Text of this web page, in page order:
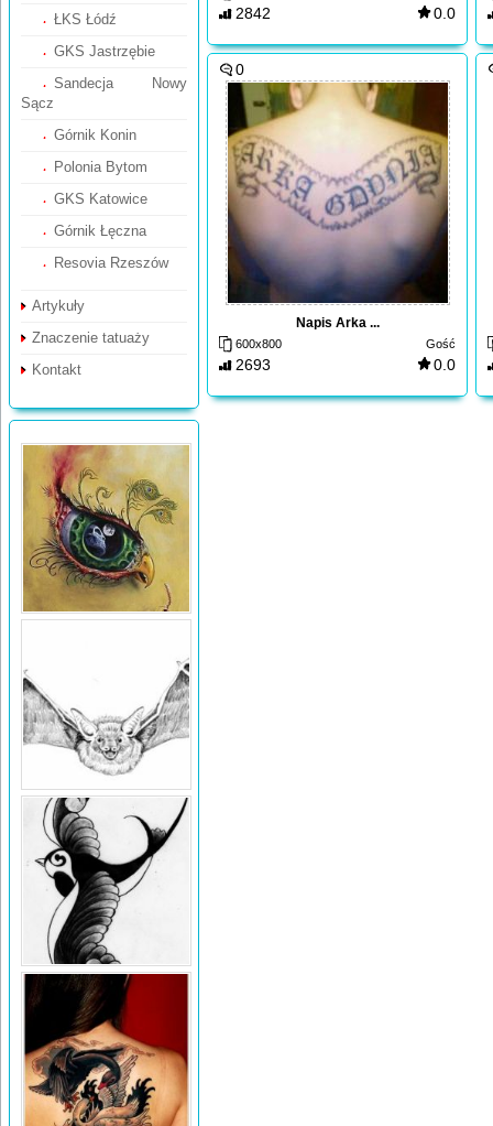
2842 0.0
0
Napis Arka ...
600x800 Gość
2693 0.0
ŁKS Łódź
GKS Jastrzębie
Sandecja Nowy
Sącz
Górnik Konin
Polonia Bytom
GKS Katowice
Górnik Łęczna
Resovia Rzeszów
Artykuły
Znaczenie tatuaży
Kontakt